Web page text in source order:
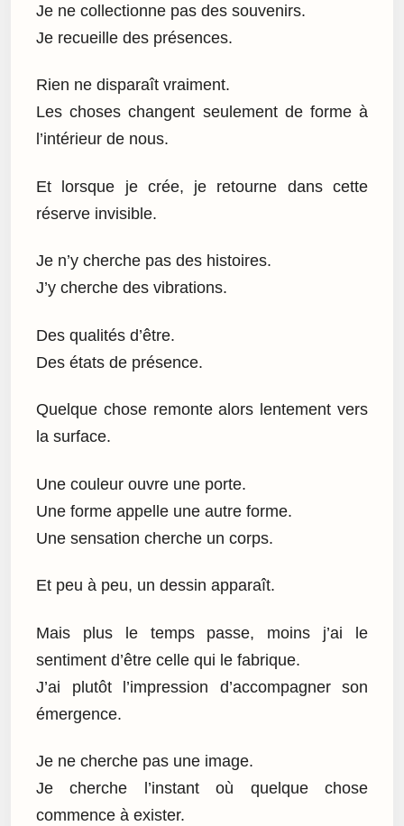
Je ne collectionne pas des souvenirs.
Je recueille des présences.
Rien ne disparaît vraiment.
Les choses changent seulement de forme à
l’intérieur de nous.
Et lorsque je crée, je retourne dans cette
réserve invisible.
Je n’y cherche pas des histoires.
J’y cherche des vibrations.
Des qualités d’être.
Des états de présence.
Quelque chose remonte alors lentement vers
la surface.
Une couleur ouvre une porte.
Une forme appelle une autre forme.
Une sensation cherche un corps.
Et peu à peu, un dessin apparaît.
Mais plus le temps passe, moins j’ai le
sentiment d’être celle qui le fabrique.
J’ai plutôt l’impression d’accompagner son
émergence.
Je ne cherche pas une image.
Je cherche l’instant où quelque chose
commence à exister.